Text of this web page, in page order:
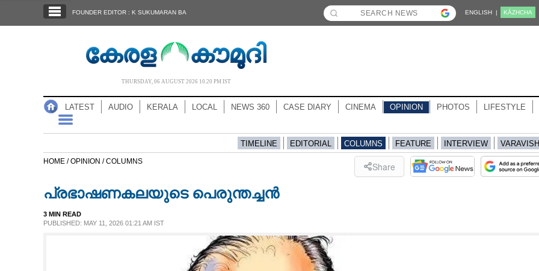
NOTIFIED NEWS
FOUNDER EDITOR : K SUKUMARAN BA ENGLISH | KĀZHCHA
THURSDAY, 06 AUGUST 2026 10.20 PM IST
LATEST AUDIO KERALA LOCAL NEWS 360 CASE DIARY CINEMA OPINION PHOTOS LIFESTYLE
TIMELINE EDITORIAL COLUMNS FEATURE INTERVIEW
HOME /OPINION /COLUMNS Share
പ്രഭാഷണകലയുടെ പെരുന്തച്ചൻ
3 MIN READ
PUBLISHED: MAY 11, 2026 01:21 AM IST